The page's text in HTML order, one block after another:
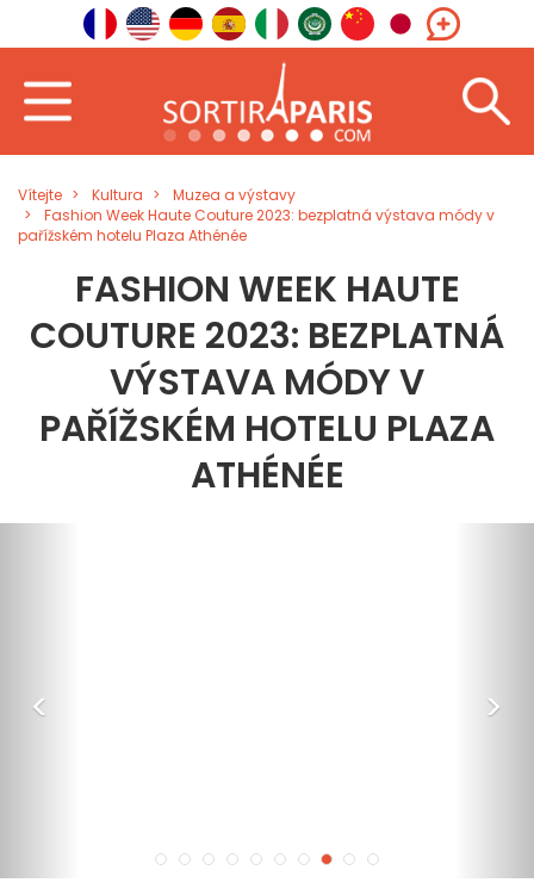
Vítejte Kultura
Muzea a výstavy
Fashion Week Haute Couture 2023: bezplatná výstava módy v
pařížském hotelu Plaza Athénée
FASHION WEEK HAUTE
COUTURE 2023: BEZPLATNÁ
VÝSTAVA MÓDY V
PAŘÍŽSKÉM HOTELU PLAZA
ATHÉNÉE
< >